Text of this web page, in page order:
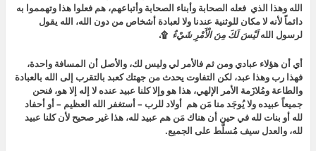
الله وهذا الذي فعله الصحابة وأبناء الصحابة وأتباعهم، هم فعلوا هذا وتهمموا به
دائماً لأنه لا مكان للوثنية عندنا ولا لعبادة أشخاص من دون الله، الله يقول
لرسول الله لَيْسَ لَكَ مِنَ الْأَمْرِ شَيْءٌ ۩،
أي أن هؤلاء عبادي ومن ثم فالأمر لي وليس لك، والأصل أن المسافة واحدة،
فهذا رب وهذا عبد، لكن التفاوت يحدث من جهتك كعبد بالتقرب إلى الله بالعبادة
والطاعة ومُلازَمة الأمر الإلهي، هذا هو وإلا كلنا عبيد عنده لا إله إلا هو، فنحن
جميعاً عبيده ولا يُوجَد منا مَن هم أولاد للرب – أستغفر الله العظيم – أو أحفاد
لله أو بنات لله في حين أن هناك مَن هم عبيد لله، هذا غير صحيح لأن كلنا عبيد
لله، والعدل سيف مُسلَّط على الجميع.